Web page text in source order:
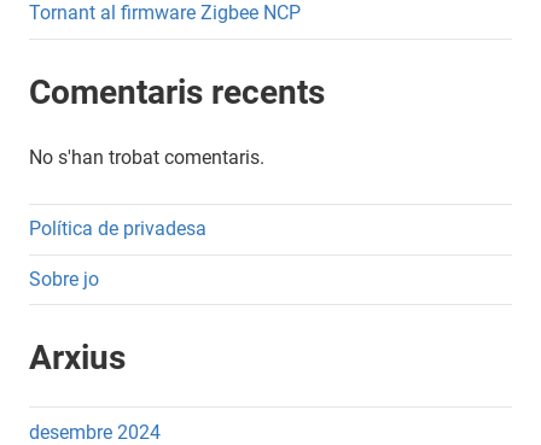
Tornant al firmware Zigbee NCP
Comentaris recents
No s'han trobat comentaris.
Política de privadesa
Sobre jo
Arxius
desembre 2024